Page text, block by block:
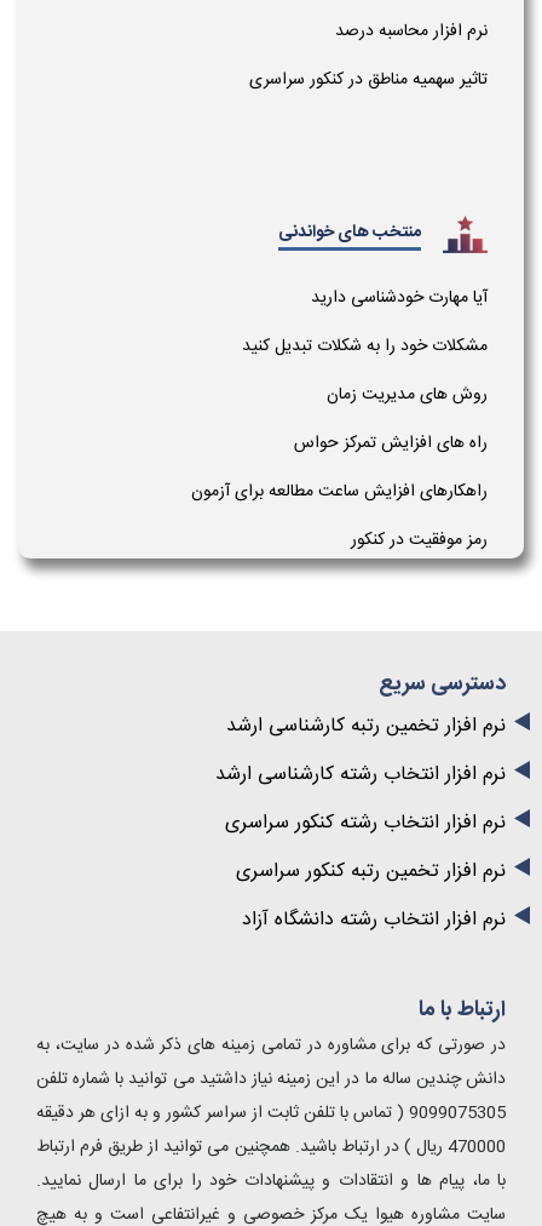
نرم افزار محاسبه درصد
تاثیر سهمیه مناطق در کنکور سراسری
منتخب های خواندنی
آیا مهارت خودشناسی دارید
مشکلات خود را به شکلات تبدیل کنید
روش های مدیریت زمان
راه های افزایش تمرکز حواس
راهکارهای افزایش ساعت مطالعه برای آزمون
رمز موفقیت در کنکور
دسترسی سریع
نرم افزار تخمین رتبه کارشناسی ارشد
نرم افزار انتخاب رشته کارشناسی ارشد
نرم افزار انتخاب رشته کنکور سراسری
نرم افزار تخمین رتبه کنکور سراسری
نرم افزار انتخاب رشته دانشگاه آزاد
ارتباط با ما
در صورتی که برای مشاوره در تمامی زمینه های ذکر شده در سایت، به
دانش چندین ساله ما در این زمینه نیاز داشتید می توانید با شماره تلفن
9099075305 ( تماس با تلفن ثابت از سراسر کشور و به ازای هر دقیقه
470000 ریال ) در ارتباط باشید. همچنین می توانید از طریق فرم ارتباط
با ما، پیام ها و انتقادات و پیشنهادات خود را برای ما ارسال نمایید.
سایت مشاوره هیوا یک مرکز خصوصی و غیرانتفاعی است و به هیچ